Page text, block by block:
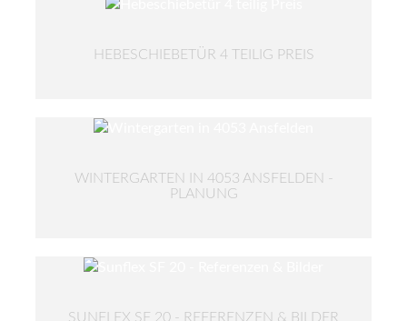
HEBESCHIEBETÜR 4 TEILIG PREIS
WINTERGARTEN IN 4053 ANSFELDEN -
PLANUNG
SUNFLEX SF 20 - REFERENZEN & BILDER